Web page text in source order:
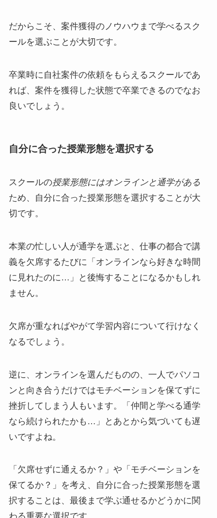
だからこそ、案件獲得のノウハウまで学べるスク
ールを選ぶことが大切です。
卒業時に自社案件の依頼をもらえるスクールであ
れば、案件を獲得した状態で卒業できるのでなお
良いでしょう。
自分に合った授業形態を選択する
スクールの授業形態にはオンラインと通学がある
ため、自分に合った授業形態を選択することが大
切です。
本業の忙しい人が通学を選ぶと、仕事の都合で講
義を欠席するたびに「オンラインなら好きな時間
に見れたのに…」と後悔することになるかもしれ
ません。
欠席が重なればやがて学習内容について行けなく
なるでしょう。
逆に、オンラインを選んだものの、一人でパソコ
ンと向き合うだけではモチベーションを保てずに
挫折してしまう人もいます。「仲間と学べる通学
なら続けられたかも…」とあとから気づいても遅
いですよね。
「欠席せずに通えるか？」や「モチベーションを
保てるか？」を考え、自分に合った授業形態を選
択することは、最後まで学ぶ通せるかどうかに関